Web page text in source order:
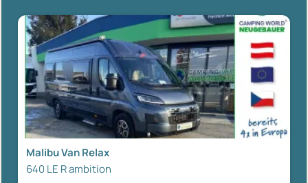
Malibu Van Relax
640 LE R ambition